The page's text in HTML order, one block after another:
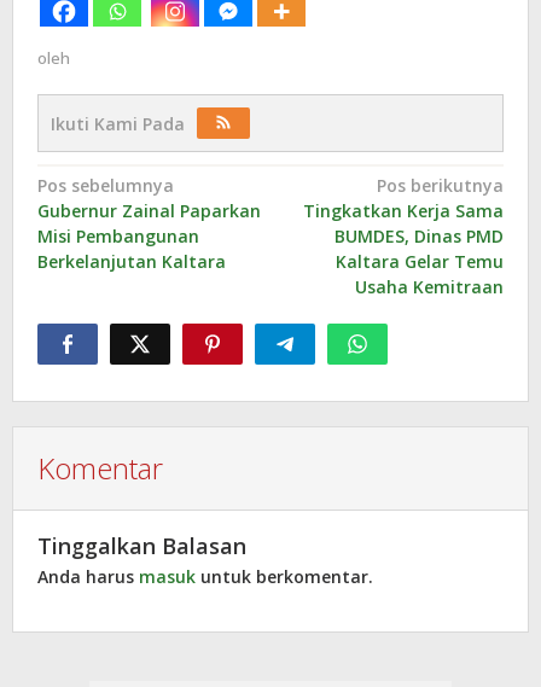
oleh
Ikuti Kami Pada
Navigasi
pos
Pos sebelumnya
Gubernur Zainal Paparkan
Misi Pembangunan
Berkelanjutan Kaltara
Pos berikutnya
Tingkatkan Kerja Sama
BUMDES, Dinas PMD
Kaltara Gelar Temu
Usaha Kemitraan
Komentar
Tinggalkan Balasan
Anda harus masuk untuk berkomentar.